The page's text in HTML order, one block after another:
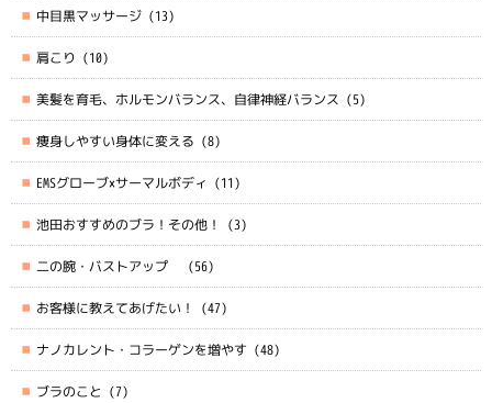
中目黒マッサージ (13)
肩こり (10)
美髪を育毛、ホルモンバランス、自律神経バランス (5)
痩身しやすい身体に変える (8)
EMSグローブ×サーマルボディ (11)
池田おすすめのブラ！その他！ (3)
二の腕・バストアップ (56)
お客様に教えてあげたい！ (47)
ナノカレント・コラーゲンを増やす (48)
ブラのこと (7)